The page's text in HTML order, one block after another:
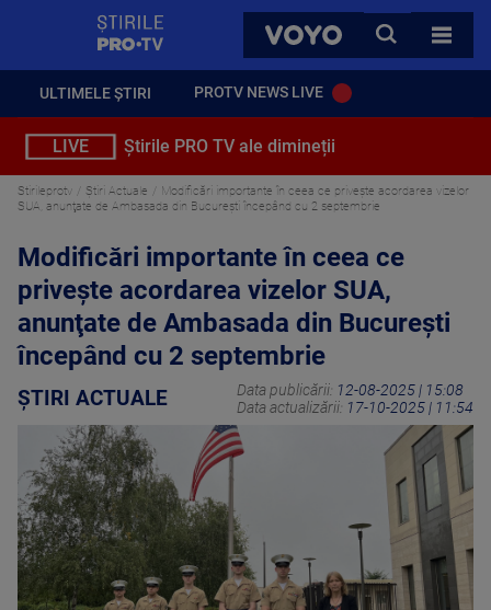
VOYO
CAUTA
TOATE
ULTIMELE ȘTIRI PROTV NEWS LIVE
LIVE Știrile PRO TV ale dimineții
Stirileprotv Știri Actuale
Modificări importante în ceea ce privește acordarea vizelor
SUA, anunţate de Ambasada din Bucureşti începând cu 2 septembrie
Modificări importante în ceea ce
privește acordarea vizelor SUA,
anunţate de Ambasada din Bucureşti
începând cu 2 septembrie
ȘTIRI ACTUALE Data publicării: 12-08-2025 | 15:08
Data actualizării: 17-10-2025 | 11:54